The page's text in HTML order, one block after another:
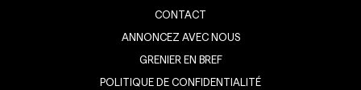
CONTACT
ANNONCEZ AVEC NOUS
GRENIER EN BREF
POLITIQUE DE CONFIDENTIALITÉ